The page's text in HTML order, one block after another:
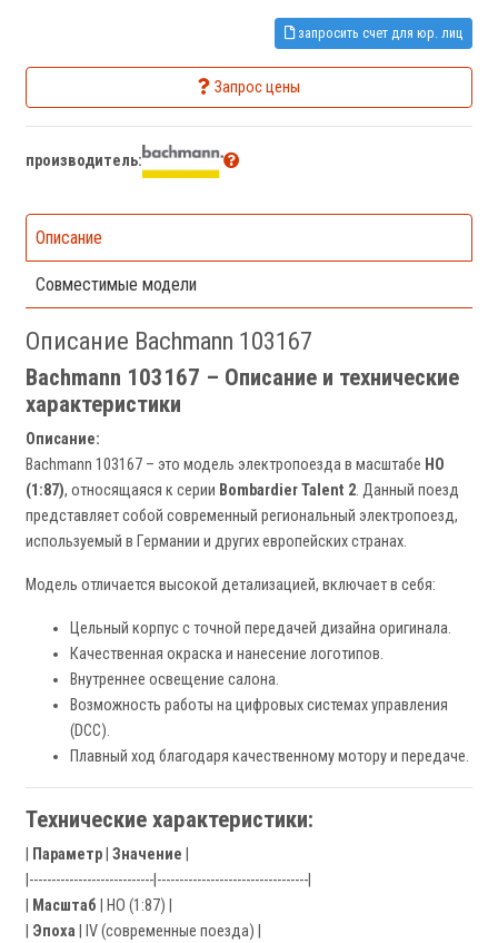
запросить счет для юр. лиц
Запрос цены
производитель:
Описание
Совместимые модели
Описание Bachmann 103167
Bachmann 103167 – Описание и технические
характеристики
Описание:
Bachmann 103167 – это модель электропоезда в масштабе HO
(1:87), относящаяся к серии Bombardier Talent 2. Данный поезд
представляет собой современный региональный электропоезд,
используемый в Германии и других европейских странах.
Модель отличается высокой детализацией, включает в себя:
Цельный корпус с точной передачей дизайна оригинала.
Качественная окраска и нанесение логотипов.
Внутреннее освещение салона.
Возможность работы на цифровых системах управления
(DCC).
Плавный ход благодаря качественному мотору и передаче.
Технические характеристики:
Параметр Значение
|----------------------------|----------------------------------|
Масштаб | HO (1:87) |
Эпоха | IV (современные поезда) |